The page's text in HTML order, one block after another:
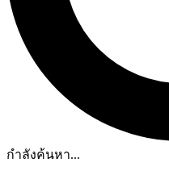
กำลังค้นหา...